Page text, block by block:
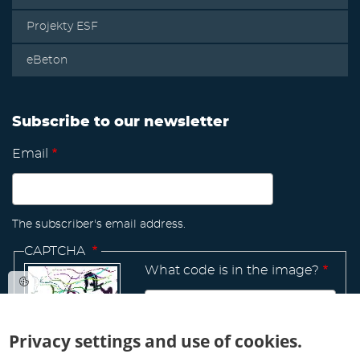
Projekty ESF
eBeton
Subscribe to our newsletter
Email
The subscriber's email address.
CAPTCHA
What code is in the image?
Manage
Privacy settings and use of cookies.